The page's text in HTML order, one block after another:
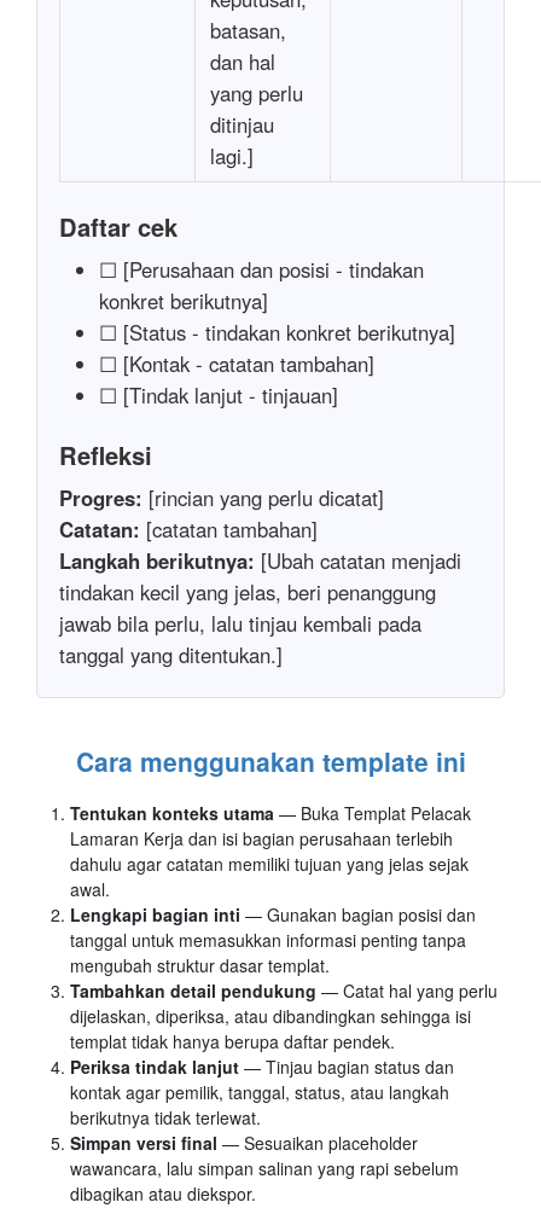
batasan,
dan hal
yang perlu
ditinjau
lagi.]
Daftar cek
☐ [Perusahaan dan posisi - tindakan
konkret berikutnya]
☐ [Status - tindakan konkret berikutnya]
☐ [Kontak - catatan tambahan]
☐ [Tindak lanjut - tinjauan]
Refleksi
Progres: [rincian yang perlu dicatat]
Catatan: [catatan tambahan]
Langkah berikutnya: [Ubah catatan menjadi
tindakan kecil yang jelas, beri penanggung
jawab bila perlu, lalu tinjau kembali pada
tanggal yang ditentukan.]
Cara menggunakan template ini
Tentukan konteks utama — Buka Templat Pelacak
Lamaran Kerja dan isi bagian perusahaan terlebih
dahulu agar catatan memiliki tujuan yang jelas sejak
awal.
Lengkapi bagian inti — Gunakan bagian posisi dan
tanggal untuk memasukkan informasi penting tanpa
mengubah struktur dasar templat.
Tambahkan detail pendukung — Catat hal yang perlu
dijelaskan, diperiksa, atau dibandingkan sehingga isi
templat tidak hanya berupa daftar pendek.
Periksa tindak lanjut — Tinjau bagian status dan
kontak agar pemilik, tanggal, status, atau langkah
berikutnya tidak terlewat.
Simpan versi final — Sesuaikan placeholder
wawancara, lalu simpan salinan yang rapi sebelum
dibagikan atau diekspor.